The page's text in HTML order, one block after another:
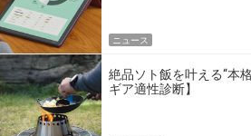
ニュース
絶品ソト飯を叶える“本
ギア適性診断】